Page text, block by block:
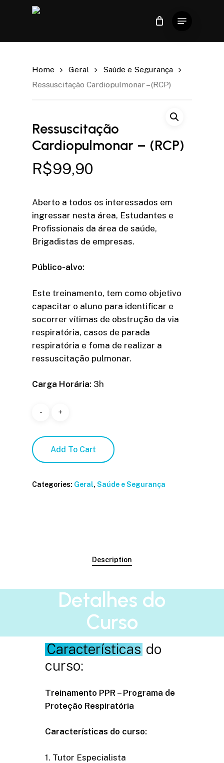
content
Home Geral
Saúde e Segurança
Ressuscitação Cardiopulmonar – (RCP)
Ressuscitação
Cardiopulmonar – (RCP)
R$99,90
Aberto a todos os interessados em
ingressar nesta área, Estudantes e
Profissionais da área de saúde,
Brigadistas de empresas.
Público-alvo:
Este treinamento, tem como objetivo
capacitar o aluno para identificar e
socorrer vítimas de obstrução da via
respiratória, casos de parada
respiratória e foma de realizar a
ressuscitação pulmonar.
Carga Horária: 3h
Add To Cart
Categories: Geral, Saúde e Segurança
Description
Detalhes do
Curso
Características do
curso:
Treinamento PPR – Programa de
Proteção Respiratória
Características do curso:
1. Tutor Especialista
Menu